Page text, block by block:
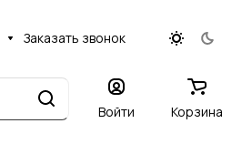
Заказать звонок
Войти Корзина